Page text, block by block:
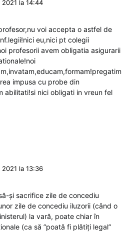
la 14:44
voi accepta o astfel de
eu,nici pt colegii
profesorii avem obligatia asigurarii
impusa cu probe din
abilitati!si nici obligati in vreun fel
la 13:36
și sacrifice zile de concediu
zile de concediu iluzorii (când o
la vară, poate chiar în
(ca să ”poată fi plătiți legal”